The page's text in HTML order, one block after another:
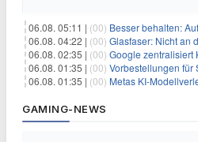
06.08. 05:11 | (00) Besser behalten:
06.08. 04:22 | (00) Glasfaser: Nicht an der
06.08. 02:35 | (00) Google zentralisiert KI-Operationen in
06.08. 01:35 | (00) Vorbestellungen für Samsungs faltbares
06.08. 01:35 | (00) Metas KI-Modellverletzung
GAMING-NEWS